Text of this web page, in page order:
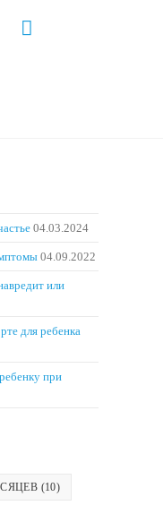
04.03.2024
04.09.2022
или
для ребенка
при
(10)